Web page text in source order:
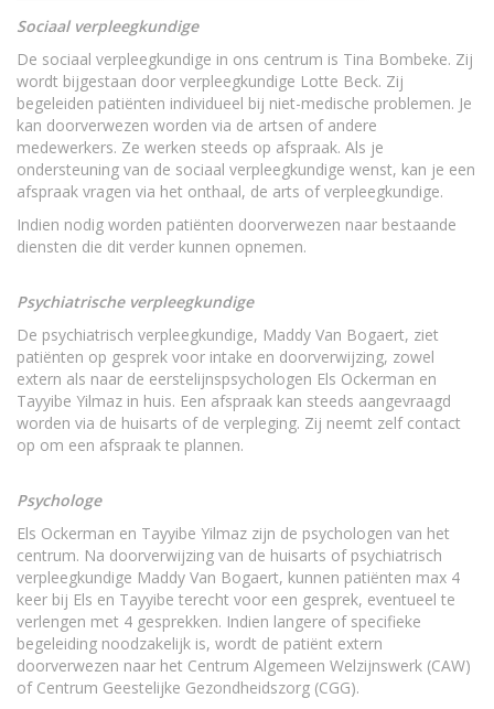
Sociaal verpleegkundige
De sociaal verpleegkundige in ons centrum is Tina Bombeke. Zij
wordt bijgestaan door verpleegkundige Lotte Beck. Zij
begeleiden patiënten individueel bij niet-medische problemen. Je
kan doorverwezen worden via de artsen of andere
medewerkers. Ze werken steeds op afspraak. Als je
ondersteuning van de sociaal verpleegkundige wenst, kan je een
afspraak vragen via het onthaal, de arts of verpleegkundige.
Indien nodig worden patiënten doorverwezen naar bestaande
diensten die dit verder kunnen opnemen.
Psychiatrische verpleegkundige
De psychiatrisch verpleegkundige, Maddy Van Bogaert, ziet
patiënten op gesprek voor intake en doorverwijzing, zowel
extern als naar de eerstelijnspsychologen Els Ockerman en
Tayyibe Yilmaz in huis. Een afspraak kan steeds aangevraagd
worden via de huisarts of de verpleging. Zij neemt zelf contact
op om een afspraak te plannen.
Psychologe
Els Ockerman en Tayyibe Yilmaz zijn de psychologen van het
centrum. Na doorverwijzing van de huisarts of psychiatrisch
verpleegkundige Maddy Van Bogaert, kunnen patiënten max 4
keer bij Els en Tayyibe terecht voor een gesprek, eventueel te
verlengen met 4 gesprekken. Indien langere of specifieke
begeleiding noodzakelijk is, wordt de patiënt extern
doorverwezen naar het Centrum Algemeen Welzijnswerk (CAW)
of Centrum Geestelijke Gezondheidszorg (CGG).